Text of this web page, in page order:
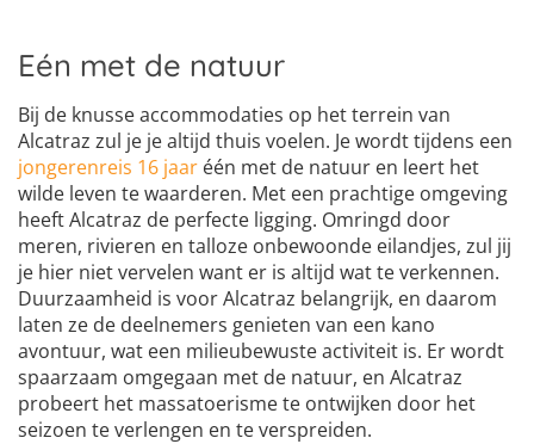
Eén met de natuur
Bij de knusse accommodaties op het terrein van
Alcatraz zul je je altijd thuis voelen. Je wordt tijdens een
jongerenreis 16 jaar één met de natuur en leert het
wilde leven te waarderen. Met een prachtige omgeving
heeft Alcatraz de perfecte ligging. Omringd door
meren, rivieren en talloze onbewoonde eilandjes, zul jij
je hier niet vervelen want er is altijd wat te verkennen.
Duurzaamheid is voor Alcatraz belangrijk, en daarom
laten ze de deelnemers genieten van een kano
avontuur, wat een milieubewuste activiteit is. Er wordt
spaarzaam omgegaan met de natuur, en Alcatraz
probeert het massatoerisme te ontwijken door het
seizoen te verlengen en te verspreiden.